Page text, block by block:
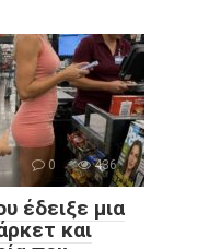
0 436
έδειξε μια
και